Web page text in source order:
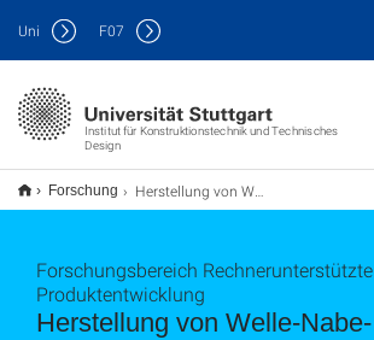
Institut für Konstruktionstechnik und Technisches
Design
Uni F07
Forschung Herstellung von Welle-Nabe-Verbindungen mittels Quer-Fließpressen
Herstellung von Welle-Nabe-
Forschungsbereich Rechnerunterstützte
Produktentwicklung